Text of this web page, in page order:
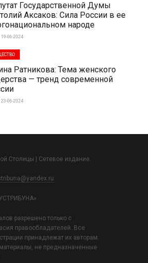
Государственной Думы
Аксаков: Сила России в ее
народе
19-06-2024
Ратникова: Тема женского
— тренд современной
23-06-2024
Столицы | Сетевое издание.
разрешено только с
правообладателей. Все
принадлежат их авторам.
не предназначенные